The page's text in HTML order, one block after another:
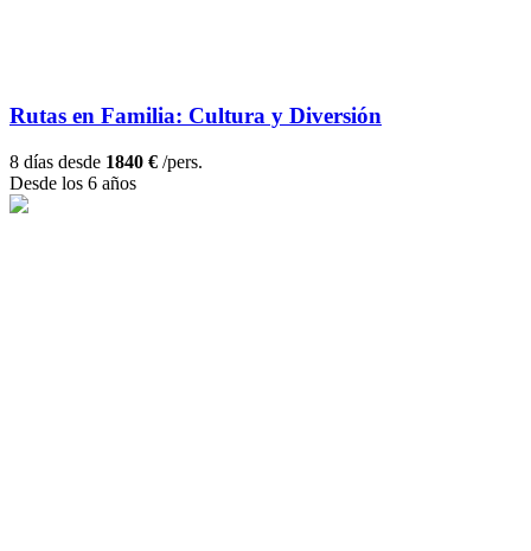
Rutas en Familia: Cultura y Diversión
8 días desde 1840 € /pers.
Desde los 6 años